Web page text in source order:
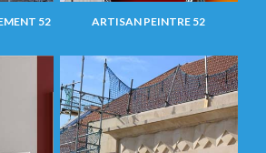
52 ARTISAN PEINTRE 52